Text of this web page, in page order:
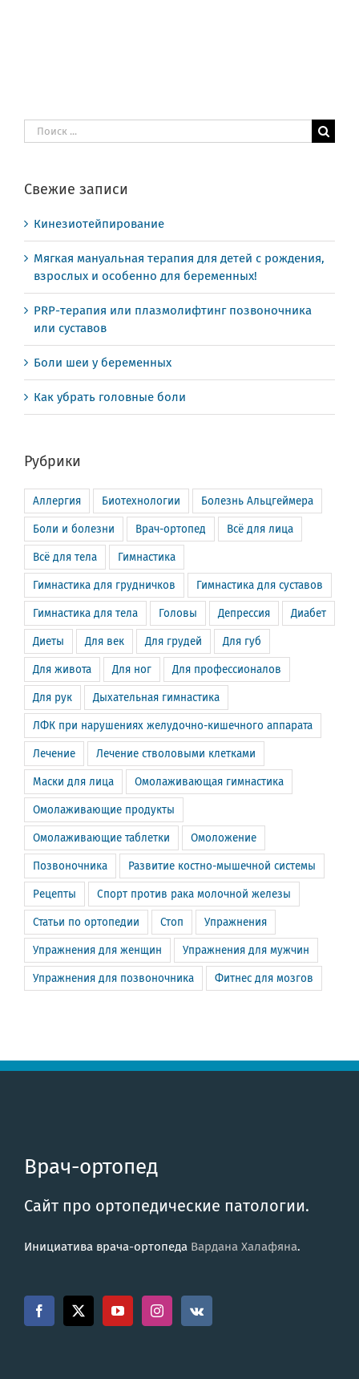
Результат
поиска:
Свежие записи
Кинезиотейпирование
Мягкая мануальная терапия для детей с рождения,
взрослых и особенно для беременных!
PRP-терапия или плазмолифтинг позвоночника
или суставов
Боли шеи у беременных
Как убрать головные боли
Рубрики
Аллергия Биотехнологии Болезнь Альцгеймера
Боли и болезни Врач-ортопед Всё для лица
Всё для тела Гимнастика
Гимнастика для грудничков Гимнастика для суставов
Гимнастика для тела Головы Депрессия Диабет
Диеты Для век Для грудей Для губ
Для живота Для ног Для профессионалов
Для рук Дыхательная гимнастика
ЛФК при нарушениях желудочно-кишечного аппарата
Лечение Лечение стволовыми клетками
Маски для лица Омолаживающая гимнастика
Омолаживающие продукты
Омолаживающие таблетки Омоложение
Позвоночника Развитие костно-мышечной системы
Рецепты Спорт против рака молочной железы
Статьи по ортопедии Стоп Упражнения
Упражнения для женщин Упражнения для мужчин
Упражнения для позвоночника Фитнес для мозгов
Врач-ортопед
Сайт про ортопедические патологии.
Инициатива врача-ортопеда Вардана Халафяна.